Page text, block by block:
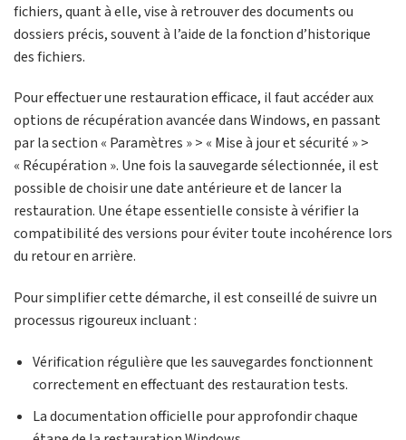
fichiers, quant à elle, vise à retrouver des documents ou
dossiers précis, souvent à l’aide de la fonction d’historique
des fichiers.
Pour effectuer une restauration efficace, il faut accéder aux
options de récupération avancée dans Windows, en passant
par la section « Paramètres » > « Mise à jour et sécurité » >
« Récupération ». Une fois la sauvegarde sélectionnée, il est
possible de choisir une date antérieure et de lancer la
restauration. Une étape essentielle consiste à vérifier la
compatibilité des versions pour éviter toute incohérence lors
du retour en arrière.
Pour simplifier cette démarche, il est conseillé de suivre un
processus rigoureux incluant :
Vérification régulière que les sauvegardes fonctionnent
correctement en effectuant des restauration tests.
La documentation officielle pour approfondir chaque